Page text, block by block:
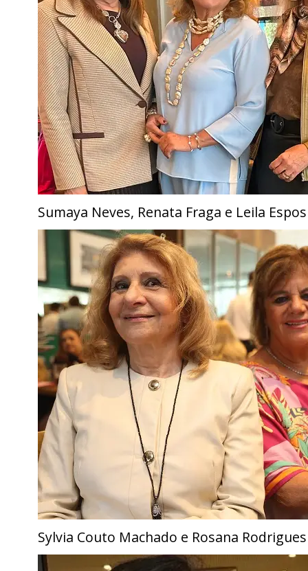
Sumaya Neves, Renata Fraga e Leila
Sylvia Couto Machado e Rosana